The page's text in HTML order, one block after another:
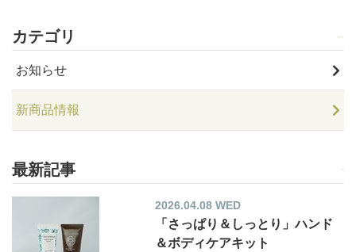
カテゴリ
お知らせ
新商品情報
最新記事
2026.04.08 WED
「さっぱり＆しっとり」ハンド
＆ボディケアキット